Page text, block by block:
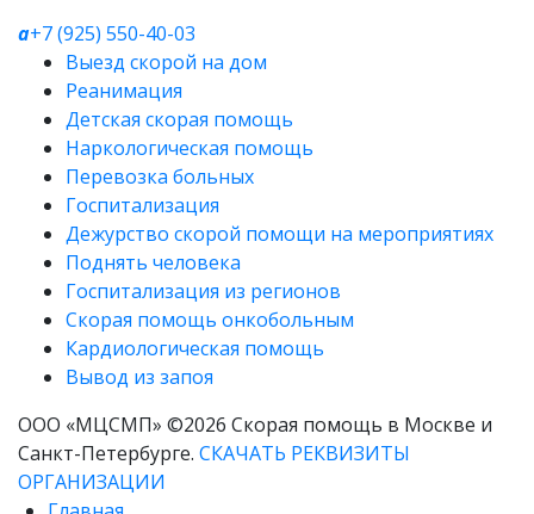
a+7 (925) 550-40-03
Выезд скорой на дом
Реанимация
Детская скорая помощь
Наркологическая помощь
Перевозка больных
Госпитализация
Дежурство скорой помощи на мероприятиях
Поднять человека
Госпитализация из регионов
Скорая помощь онкобольным
Кардиологическая помощь
Вывод из запоя
ООО «МЦСМП» ©2026 Скорая помощь в Москве и
Санкт-Петербурге. СКАЧАТЬ РЕКВИЗИТЫ
ОРГАНИЗАЦИИ